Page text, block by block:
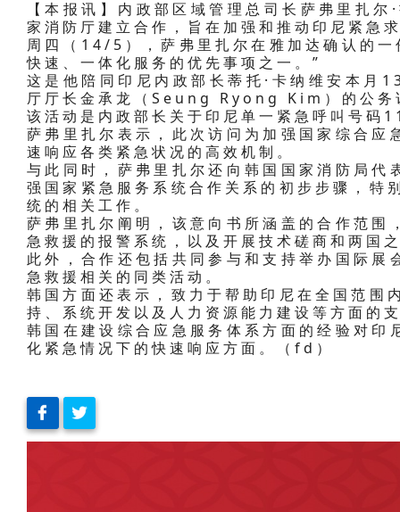
【本报讯】内政部区域管理总司长萨弗里扎
家消防厅建立合作，旨在加强和推动印尼紧
周四（14/5），萨弗里扎尔在雅加达确认的
快速、一体化服务的优先事项之一。”
这是他陪同印尼内政部长蒂托·卡纳维安本月
厅厅长金承龙（Seung Ryong Kim）的公务
该活动是内政部长关于印尼单一紧急呼叫号码
萨弗里扎尔表示，此次访问为加强国家综合
速响应各类紧急状况的高效机制。
与此同时，萨弗里扎尔还向韩国国家消防局
强国家紧急服务系统合作关系的初步步骤，
统的相关工作。
萨弗里扎尔阐明，该意向书所涵盖的合作范
急救援的报警系统，以及开展技术磋商和两国
此外，合作还包括共同参与和支持举办国际
急救援相关的同类活动。
韩国方面还表示，致力于帮助印尼在全国范
持、系统开发以及人力资源能力建设等方面的
韩国在建设综合应急服务体系方面的经验对
化紧急情况下的快速响应方面。（fd）